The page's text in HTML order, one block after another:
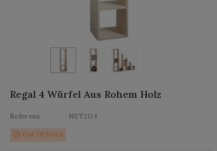
Regal 4 Würfel Aus Rohem Holz
Referenz : NET2114
block Out Of Stock